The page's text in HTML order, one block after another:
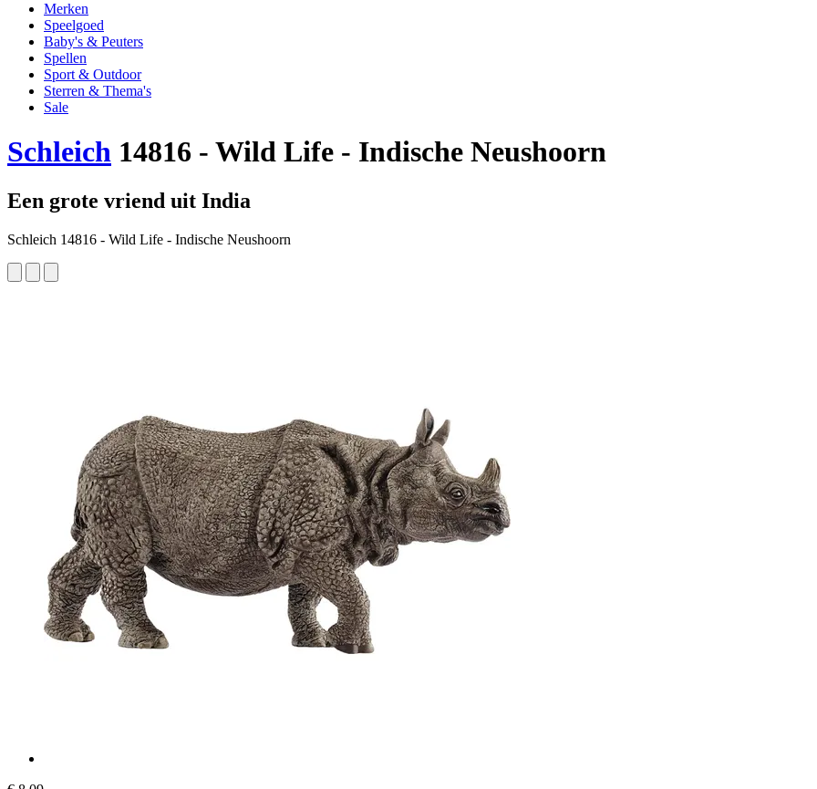
Merken
Speelgoed
Baby's & Peuters
Spellen
Sport & Outdoor
Sterren & Thema's
Sale
Schleich 14816 - Wild Life - Indische Neushoorn
Een grote vriend uit India
Schleich 14816 - Wild Life - Indische Neushoorn